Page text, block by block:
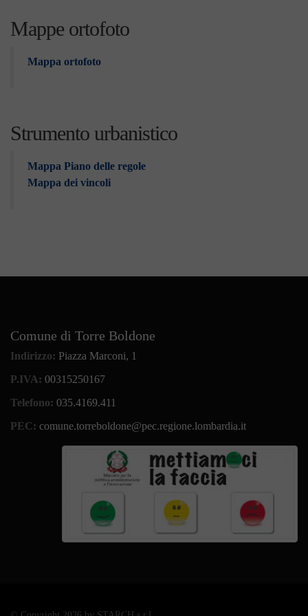
Mappe ortofoto
Mappa ortofoto
Strumento urbanistico
Mappa Piano delle regole
Mappa dei vincoli
Comune di Torre Boldone
Indirizzo: Piazza Marconi, 1
P.IVA: 00315250167
Telefono: 035.4169.411
PEC: comune.torreboldone@pec.regione.lombardia.it